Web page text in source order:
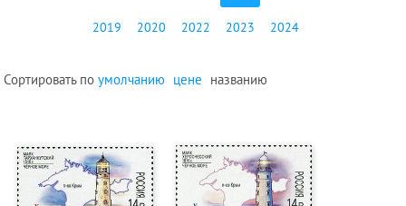
2019 2020 2022 2023 2024
Сортировать поумолчанию цене названию